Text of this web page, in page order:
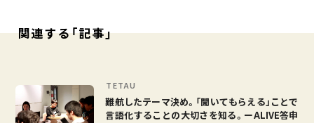
関連する「記事」
TETAU
難航したテーマ決め。「聞いてもらえる」ことで
言語化することの大切さを知る。ーALIVE答申